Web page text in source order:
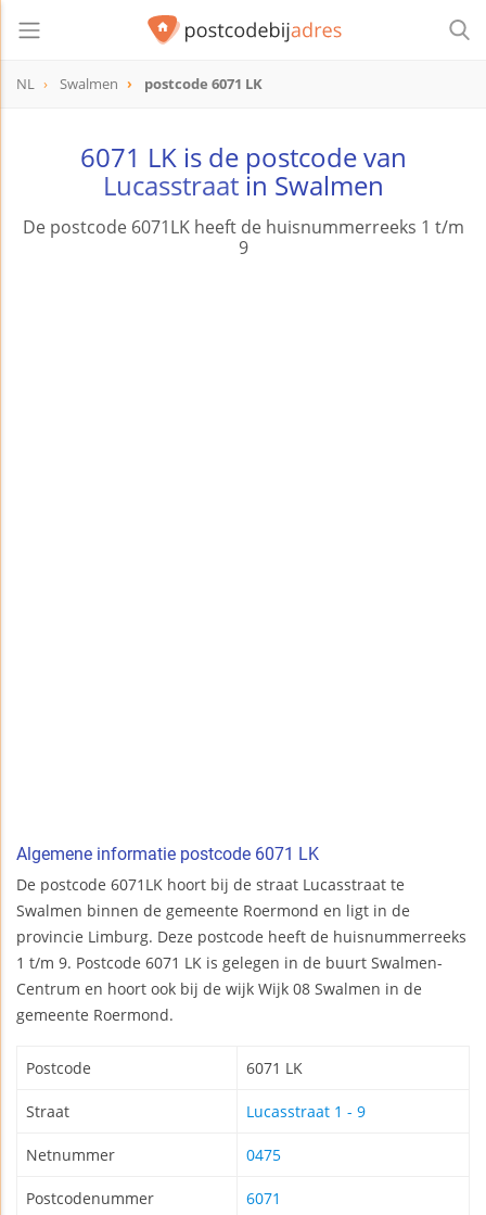
NL Swalmen postcode 6071 LK
6071 LK is de postcode van
Lucasstraatin Swalmen
De postcode 6071LK heeft de huisnummerreeks 1 t/m
9
Algemene informatie postcode 6071 LK
De postcode 6071LK hoort bij de straat Lucasstraat te
Swalmen binnen de gemeente Roermond en ligt in de
provincie Limburg. Deze postcode heeft de huisnummerreeks
1 t/m 9. Postcode 6071 LK is gelegen in de buurt Swalmen-
Centrum en hoort ook bij de wijk Wijk 08 Swalmen in de
gemeente Roermond.
Postcode 6071 LK
Straat Lucasstraat 1 - 9
Netnummer 0475
Postcodenummer 6071